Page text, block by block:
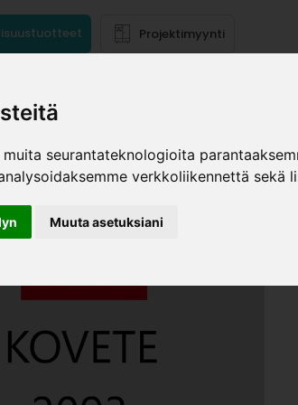
seurantateknologioita
verkkoliikennettä sekä
Muuta asetuksiani
Projektimyynti